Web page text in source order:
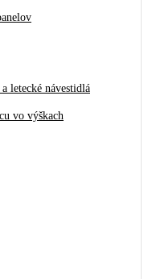
letecké návestidlá
vo výškach